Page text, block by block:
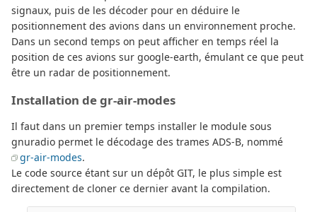
signaux, puis de les décoder pour en déduire le
positionnement des avions dans un environnement proche.
Dans un second temps on peut afficher en temps réel la
position de ces avions sur google-earth, émulant ce que peut
être un radar de positionnement.
Installation de gr-air-modes
Il faut dans un premier temps installer le module sous
gnuradio permet le décodage des trames ADS-B, nommé
gr-air-modes.
Le code source étant sur un dépôt GIT, le plus simple est
directement de cloner ce dernier avant la compilation.